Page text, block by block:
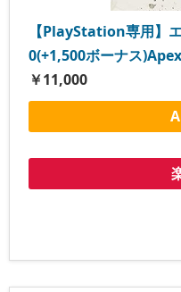
【PlayStation専用】
0(+1,500ボーナス
￥11,000